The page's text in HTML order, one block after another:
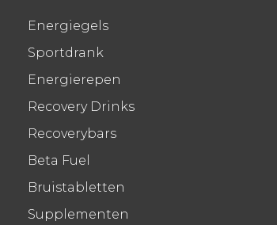
Energiegels
Sportdrank
Energierepen
Recovery Drinks
Recoverybars
Beta Fuel
Bruistabletten
Supplementen